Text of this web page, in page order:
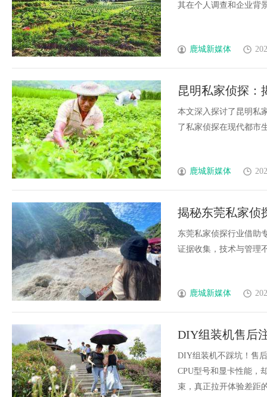
其在个人调查和企业背
鹿城新媒体
昆明私家侦探：
本文深入探讨了昆明私
了私家侦探在现代都市
鹿城新媒体
揭秘东莞私家侦
东莞私家侦探行业借助
证据收集，技术与管理
鹿城新媒体
DIY组装机售后
DIY组装机不踩坑！售
CPU型号和显卡性能，
束，真正拉开体验差距